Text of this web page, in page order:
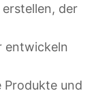
der
entwickeln
Produkte und